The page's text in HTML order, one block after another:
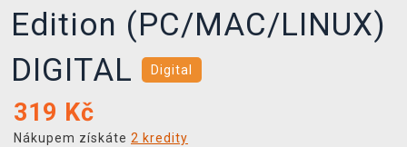
Edition (PC/MAC/LINUX)
DIGITAL
Digital
319 Kč
Nákupem získáte 2 kredity